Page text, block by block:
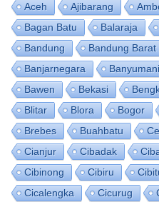
Aceh Ajibarang
Bagan Batu
Balaraja
Bandung
Bandung Barat
Banjarnegara
Bawen
Bekasi
Blitar
Blora Bogor
Brebes
Buahbatu
Cianjur
Cibadak
Cibinong
Cibiru
Cicalengka
Cicurug